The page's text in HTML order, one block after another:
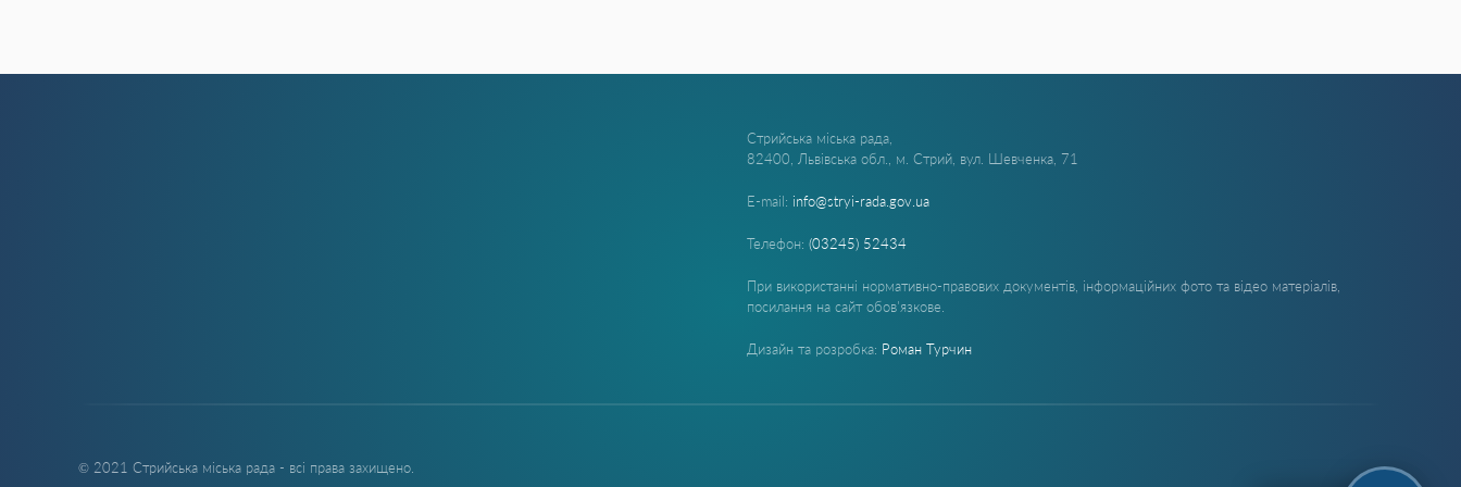
Стрийська міська рада,
82400, Львівська обл., м. Стрий, вул. Шевченка, 71
E-mail: info@stryi-rada.gov.ua
Телефон: (03245) 52434
При використанні нормативно-правових документів, інформаційних фото та відео матеріалів,
посилання на сайт обов'язкове.
Дизайн та розробка: Роман Турчин
© 2021 Стрийська міська рада - всі права захищено.